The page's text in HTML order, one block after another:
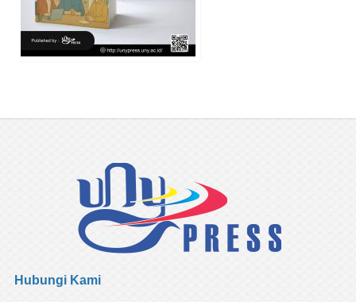
Hubungi Kami